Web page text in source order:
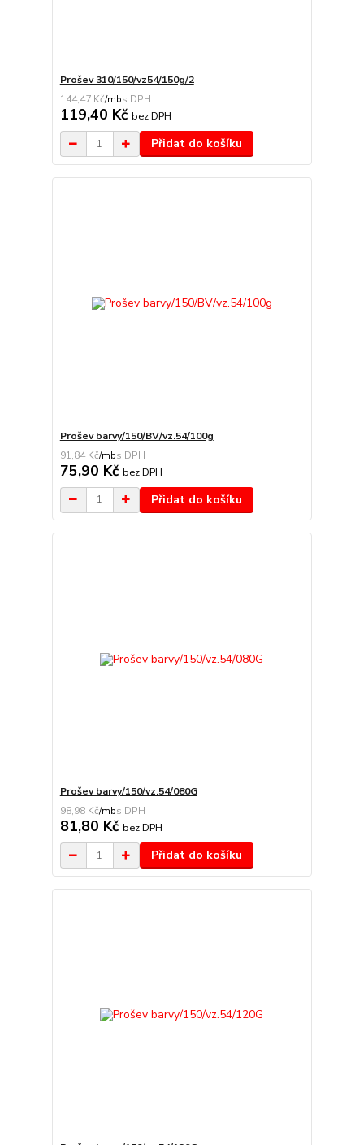
Prošev 310/150/vz54/150g/2
144,47 Kč/mb
119,40 Kč bez DPH
Přidat do košíku
Prošev barvy/150/BV/vz.54/100g
91,84 Kč/mb
75,90 Kč bez DPH
Přidat do košíku
Prošev barvy/150/vz.54/080G
98,98 Kč/mb
81,80 Kč bez DPH
Přidat do košíku